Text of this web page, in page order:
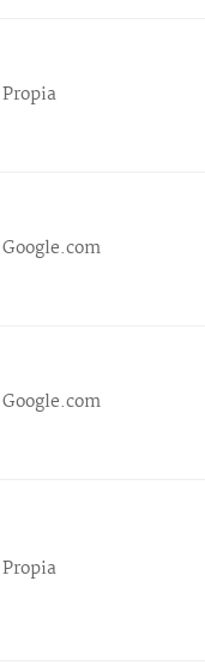
Propia
Google.com
Google.com
Propia